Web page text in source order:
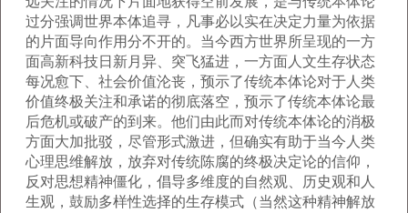
过分强调世界本体追寻，凡事必以实在决定力量为依据
的片面导向作用分不开的。当今西方世界所呈现的一方
面高新科技日新月异、突飞猛进，一方面人文生存状态
每况愈下、社会价值沦丧，预示了传统本体论对于人类
价值终极关注和承诺的彻底落空，预示了传统本体论最
后危机或破产的到来。他们由此而对传统本体论的消极
方面大加批驳，尽管形式激进，但确实有助于当今人类
心理思维解放，放弃对传统陈腐的终极决定论的信仰，
反对思想精神僵化，倡导多维度的自然观、历史观和人
生观，鼓励多样性选择的生存模式（当然这种精神解放